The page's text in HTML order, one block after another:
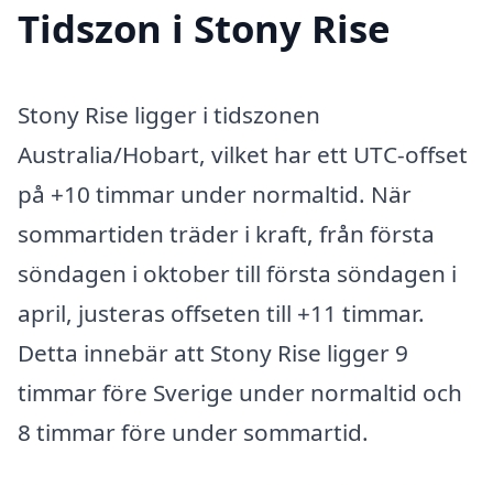
Tidszon i Stony Rise
Stony Rise ligger i tidszonen
Australia/Hobart, vilket har ett UTC-offset
på +10 timmar under normaltid. När
sommartiden träder i kraft, från första
söndagen i oktober till första söndagen i
april, justeras offseten till +11 timmar.
Detta innebär att Stony Rise ligger 9
timmar före Sverige under normaltid och
8 timmar före under sommartid.